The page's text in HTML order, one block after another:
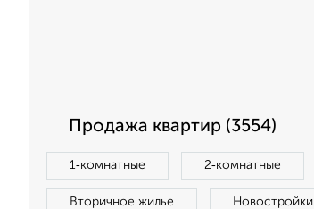
Продажа квартир (3554)
1‑комнатные 2‑комнатные
Вторичное жилье Новостройки